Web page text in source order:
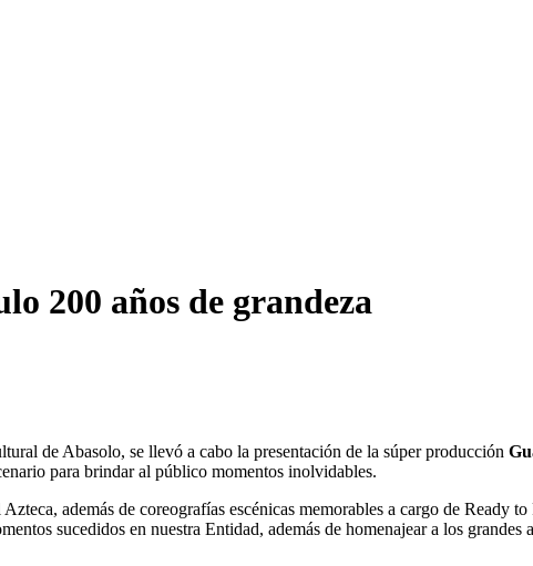
200 años de grandeza
de Abasolo, se llevó a cabo la presentación de la súper producción
para brindar al público momentos inolvidables.
además de coreografías escénicas memorables a cargo de Ready
sucedidos en nuestra Entidad, además de homenajear a los